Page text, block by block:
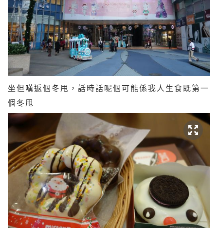
坐但嘆返個冬甩，話時話呢個可能係我人生食既第一
個冬甩